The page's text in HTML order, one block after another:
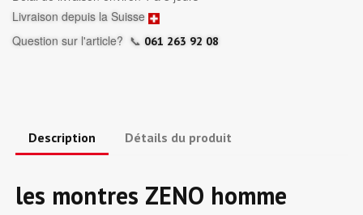
Livraison depuis la Suisse
Question sur l'article? 📞 061 263 92 08
Description Détails du produit
les montres ZENO homme